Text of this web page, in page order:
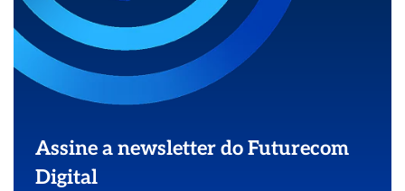
Assine a newsletter do Futurecom
Digital